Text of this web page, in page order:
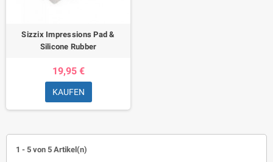
Sizzix Impressions Pad &
Silicone Rubber
19,95 €
KAUFEN
1 - 5 von 5 Artikel(n)